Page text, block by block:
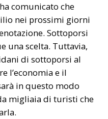
comunicato che
nei prossimi giorni
Sottoporsi
una scelta. Tuttavia,
di sottoporsi al
l’economia e il
in questo modo
migliaia di turisti che